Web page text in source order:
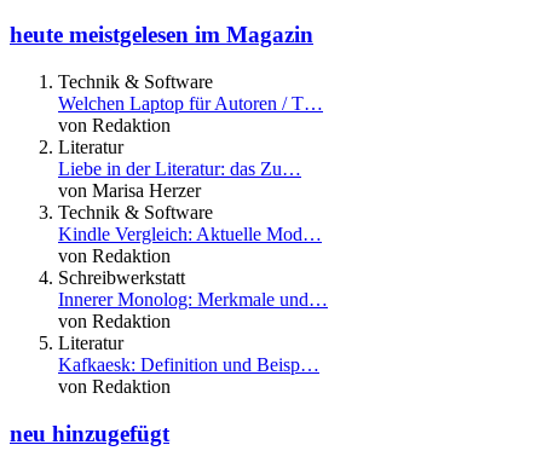
heute meistgelesen im Magazin
Technik & Software
Welchen Laptop für Autoren / T…
von Redaktion
Literatur
Liebe in der Literatur: das Zu…
von Marisa Herzer
Technik & Software
Kindle Vergleich: Aktuelle Mod…
von Redaktion
Schreibwerkstatt
Innerer Monolog: Merkmale und…
von Redaktion
Literatur
Kafkaesk: Definition und Beisp…
von Redaktion
neu hinzugefügt